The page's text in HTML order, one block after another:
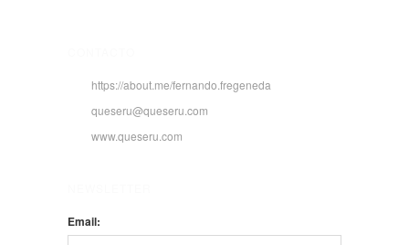
https://about.me/fernando.fregeneda
queseru@queseru.com
www.queseru.com
Email: